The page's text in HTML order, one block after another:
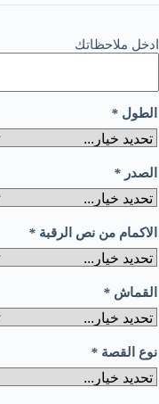
ادخل ملاحظاتك
الطول *
الصدر *
الاكمام من نص الرقبة *
القماش *
نوع القصة *